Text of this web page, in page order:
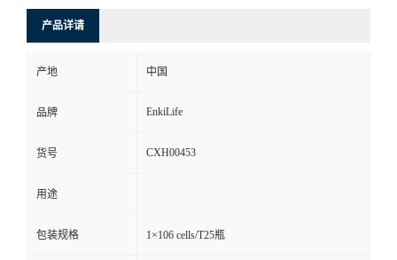
产品详请
产地 中国
品牌 EnkiLife
货号 CXH00453
用途
包装规格 1×106 cells/T25瓶